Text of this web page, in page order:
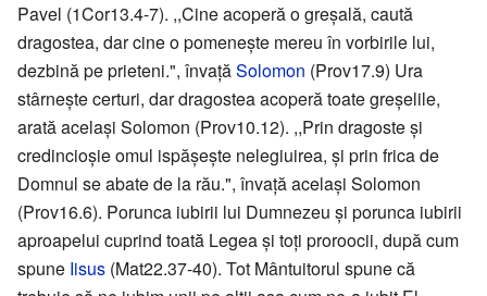
Pavel (1Cor13.4-7). ,,Cine acoperă o greşală, caută
dragostea, dar cine o pomeneşte mereu în vorbirile lui,
dezbină pe prieteni.", învaţăSolomon (Prov17.9) Ura
stârneşte certuri, dar dragostea acoperă toate greşelile,
arată acelaşi Solomon (Prov10.12). ,,Prin dragoste şi
credincioşie omul ispăşeşte nelegiuirea, şi prin frica de
Domnul se abate de la rău.", învaţă acelaşi Solomon
(Prov16.6). Porunca iubirii lui Dumnezeu şi porunca iubirii
aproapelui cuprind toată Legea şi toţi proroocii, după cum
spune Iisus (Mat22.37-40). Tot Mântuitorul spune că